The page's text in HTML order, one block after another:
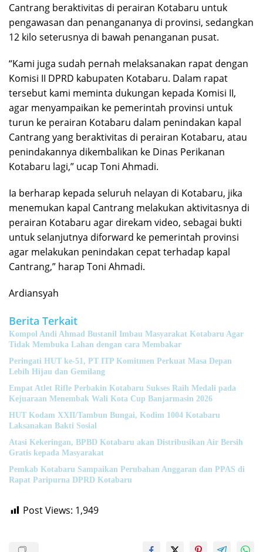
Cantrang beraktivitas di perairan Kotabaru untuk
pengawasan dan penangananya di provinsi, sedangkan
12 kilo seterusnya di bawah penanganan pusat.
“Kami juga sudah pernah melaksanakan rapat dengan
Komisi II DPRD kabupaten Kotabaru. Dalam rapat
tersebut kami meminta dukungan kepada Komisi II,
agar menyampaikan ke pemerintah provinsi untuk
turun ke perairan Kotabaru dalam penindakan kapal
Cantrang yang beraktivitas di perairan Kotabaru, atau
penindakannya dikembalikan ke Dinas Perikanan
Kotabaru lagi,” ucap Toni Ahmadi.
Ia berharap kepada seluruh nelayan di Kotabaru, jika
menemukan kapal Cantrang melakukan aktivitasnya di
perairan Kotabaru agar direkam video, sebagai bukti
untuk selanjutnya diforward ke pemerintah provinsi
agar melakukan penindakan cepat terhadap kapal
Cantrang,” harap Toni Ahmadi.
Ardiansyah
Berita Terkait
Kompol Andi Ahmad Bustanil Imbau Masyarakat Kotabaru Agar
Tidak Membuka Lahan dengan cara Membakar
Peringati HUT ke-51, PT ITP Komitmen Perkuat Masa Depan
Lebih Hijau dan Gemilang
Empat Atlet Rifle Perbakin Kotabaru Sukses Raih Medali pada
Kejuaraan Menembak Wali Kota Cup Banjarmasin 2026
HUT Kodam XXII/Tambun Bungai, Kodim 1004 Kotabaru
Laksanakan Bakti Sosial
Atasi Kekeringan, BPBD Kotabaru akan Distribusikan Air Bersih
Gratis kepada Masyarakat
Pemkab Kotabaru Sampaikan Perubahan Anggaran dan PPAS di
Rapat Paripurna DPRD Kotabaru
Post Views: 1,949